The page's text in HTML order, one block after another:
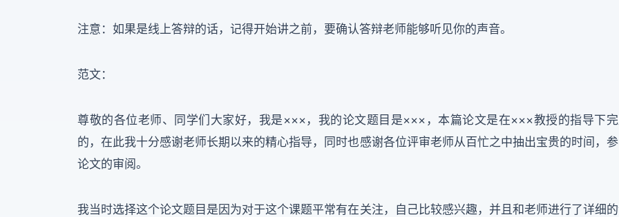
注意：如果是线上答辩的话，记得开始讲之前，要确认答辩老师能够听见你的声音。
范文：
尊敬的各位老师、同学们大家好，我是×××，我的论文题目是×××，本篇论文是在×××教授的指导下
的，在此我十分感谢老师长期以来的精心指导，同时也感谢各位评审老师从百忙之中抽出宝贵的时间，
论文的审阅。
我当时选择这个论文题目是因为对于这个课题平常有在关注，自己比较感兴趣，并且和老师进行了详细